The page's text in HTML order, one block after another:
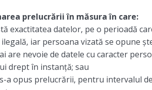
prelucrării în măsura în care:
exactitatea datelor, pe o perioadă
iar persoana vizată se opune
are nevoie de datele cu caracter
drept în instanță; sau
a opus prelucrării, pentru intervalul